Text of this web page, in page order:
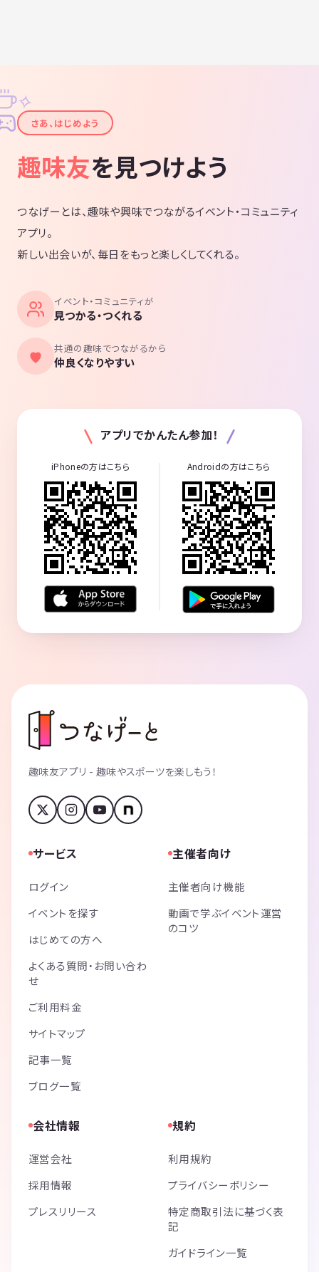
✦
✧
さあ、はじめよう
趣味友を見つけよう
つなげーとは、趣味や興味でつながるイベント・コミュニティ
アプリ。
新しい出会いが、毎日をもっと楽しくしてくれる。
イベント・コミュニティが
見つかる・つくれる
共通の趣味でつながるから
仲良くなりやすい
アプリでかんたん参加！
iPhoneの方はこちら Androidの方はこちら
趣味友アプリ - 趣味やスポーツを楽しもう！
サービス
ログイン
イベントを探す
はじめての方へ
よくある質問・お問い合わ
せ
ご利用料金
サイトマップ
記事一覧
ブログ一覧
主催者向け
主催者向け機能
動画で学ぶイベント運営
のコツ
会社情報
運営会社
採用情報
プレスリリース
規約
利用規約
プライバシーポリシー
特定商取引法に基づく表
記
ガイドライン一覧